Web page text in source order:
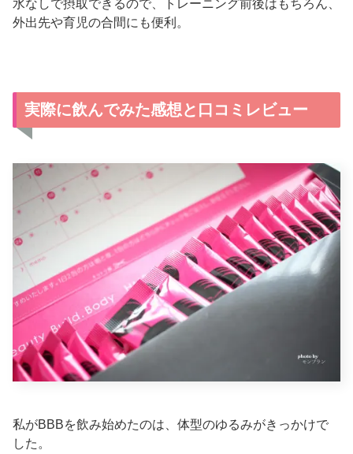
水なしで摂取できるので、トレーニング前後はもちろん、
外出先や育児の合間にも便利。
実際に飲んでみた感想と口コミレビュー
私がBBBを飲み始めたのは、体型のゆるみがきっかけで
した。